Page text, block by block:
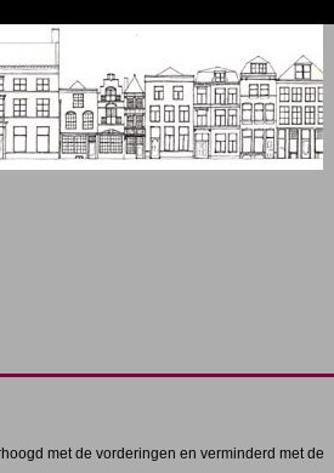
met de vorderingen en verminderd met de